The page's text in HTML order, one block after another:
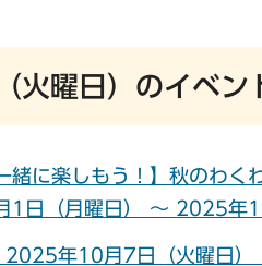
曜日）のイベン
一緒に楽しもう！】秋の
日（月曜日） ～ 2025年
2025年10月7日（火曜日